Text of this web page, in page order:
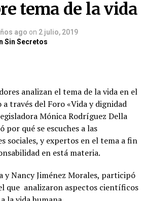
tema de la vida
ago on 2 julio, 2019
Sin Secretos
analizan el tema de la vida en el
a través del Foro «Vida y dignidad
Mónica Rodríguez Della
por qué se escuches a las
sociales, y expertos en el tema a fin
en está materia.
y Nancy Jiménez Morales, participó
que analizaron aspectos científicos